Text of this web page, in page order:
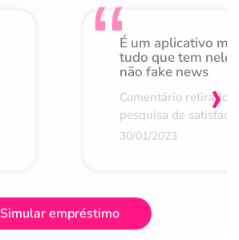
É um aplicativo
tudo que tem nele
não fake news
Comentário retirado
pesquisa de
30/01/2023
›
Simular empréstimo